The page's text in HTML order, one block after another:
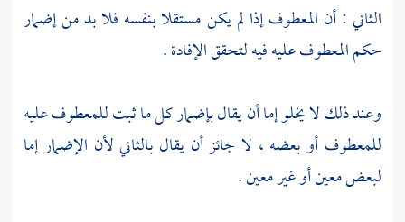
الثاني : أن المعطوف إذا لم يكن مستقلا بنفسه فلا بد من إضمار
حكم المعطوف عليه فيه لتحقق الإفادة .
وعند ذلك لا يخلو إما أن يقال بإضمار كل ما ثبت للمعطوف عليه
للمعطوف أو بعضه ، لا جائز أن يقال بالثاني لأن الإضمار إما
لبعض معين أو غير معين .